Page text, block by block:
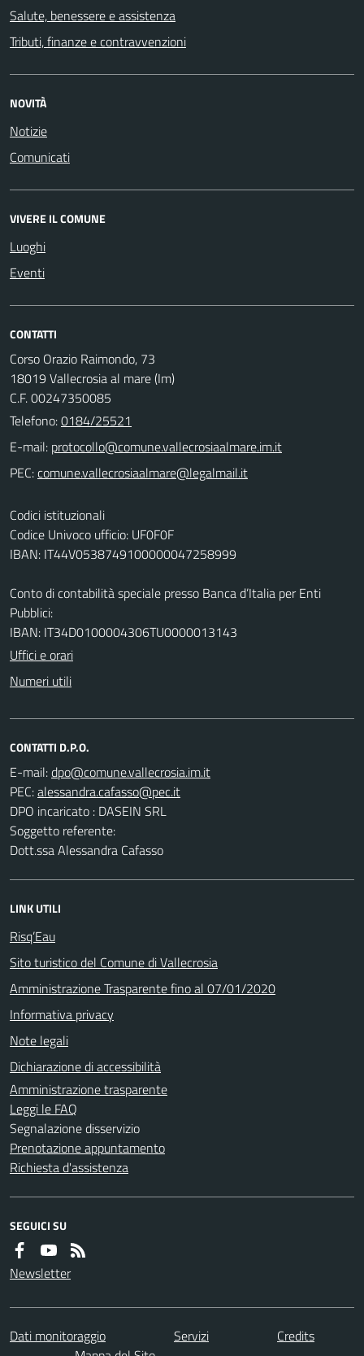
Salute, benessere e assistenza
Tributi, finanze e contravvenzioni
NOVITÀ
Notizie
Comunicati
VIVERE IL COMUNE
Luoghi
Eventi
CONTATTI
Corso Orazio Raimondo, 73
18019 Vallecrosia al mare (Im)
C.F. 00247350085
Telefono:0184/25521
E-mail:
PEC:
Codici istituzionali
Codice Univoco ufficio: UF0F0F
IBAN: IT44V0538749100000047258999
Conto di contabilità speciale presso Banca d’Italia per Enti
Pubblici:
IBAN: IT34D0100004306TU0000013143
Uffici e orari
Numeri utili
CONTATTI D.P.O.
E-mail:
PEC:
DPO incaricato : DASEIN SRL
Soggetto referente:
Dott.ssa Alessandra Cafasso
LINK UTILI
Risq’Eau
Sito turistico del Comune di Vallecrosia
Amministrazione Trasparente fino al 07/01/2020
Informativa privacy
Note legali
Dichiarazione di accessibilità
Amministrazione trasparente
Leggi le FAQ
Segnalazione disservizio
Prenotazione appuntamento
Richiesta d'assistenza
SEGUICI SU
Newsletter
Dati monitoraggio Servizi
Credits